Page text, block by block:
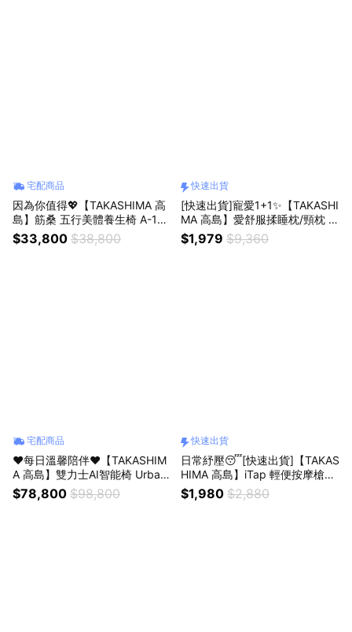
宅配商品
因為你值得💖【TAKASHIMA 高
島】筋桑 五行美體養生椅 A-132
0 按摩椅 (父親節禮物/母親節禮
物/孝親禮/喬遷禮/入厝禮)
$33,800 $38,800
快速出貨
[快速出貨]寵愛1+1✨【TAKASHI
MA 高島】愛舒服揉睡枕/頸枕 M
-6199(生日禮物/情人節禮物/新
年禮物/出國必備/獅子座禮物))
$1,979 $9,360
宅配商品
❤️每日溫馨陪伴❤️【TAKASHIM
A 高島】雙力士AI智能椅 Urban
A-5205 | 按摩椅 按摩沙發 (母親
節禮物/父親節禮物/孝親禮)
$78,800 $98,800
快速出貨
日常紓壓😴[快速出貨]【TAKAS
HIMA 高島】iTap 輕便按摩槍M-
1521(極輕量設計/肌肉放鬆/筋膜
槍/上班族/運動族)
$1,980 $2,880